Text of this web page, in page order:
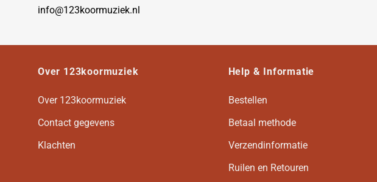
info@123koormuziek.nl
Over 123koormuziek
Over 123koormuziek
Contact gegevens
Klachten
Help & Informatie
Bestellen
Betaal methode
Verzendinformatie
Ruilen en Retouren